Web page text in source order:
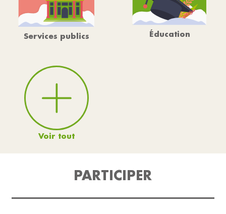
Services publics Éducation
Voir tout
PARTICIPER